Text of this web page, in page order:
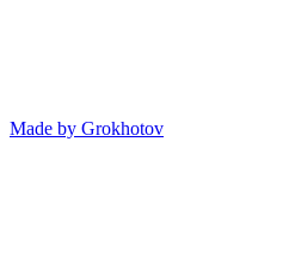
Made by Grokhotov